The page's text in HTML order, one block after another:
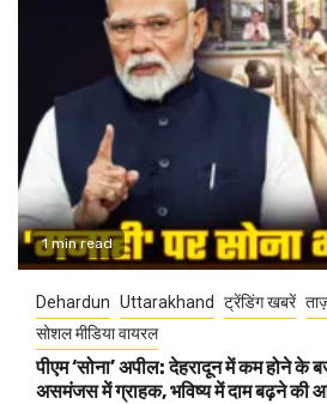
1 min read
Dehardun Uttarakhand ट्रेंडिंग खबरें
सोशल मीडिया वायरल
पीएम ‘सोना’ अपील: देहरादून में कम होने के
असमंजस में ग्राहक, भविष्य में दाम बढ़ने की